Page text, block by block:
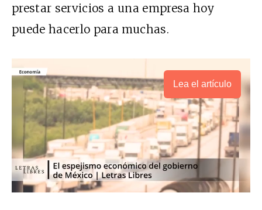
prestar servicios a una empresa hoy
puede hacerlo para muchas.
Lea el artículo